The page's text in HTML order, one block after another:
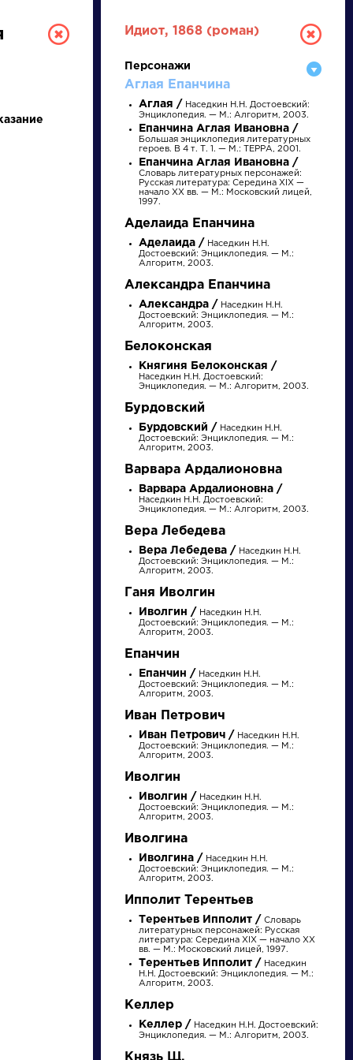
РУССКАЯ
ЛИТЕРАТУРА
ДЛЯ ПРЕЗЕНТАЦИЙ,
УРОКОВ И ЕГЭ
Д Е Ж З И К
писатели
произведения
персонажи
словарь
Найти
Произведения
На птичку
Державин Гаврила
Романович »
Гусар
Пушкин Александр
Сергеевич »
Идиот, 1868 (роман)
Персонажи
Аглая Епанчина
Аглая / Наседкин Н.Н. Достоевский:
Энциклопедия. — М.: Алгоритм, 2003.
Епанчина Аглая Ивановна /
Большая энциклопедия литературных
героев. В 4 т. Т. 1. — М.: ТЕРРА, 2001.
Епанчина Аглая Ивановна /
Словарь литературных персонажей:
Русская литература: Середина XIX —
начало XX вв. — М.: Московский лицей,
1997.
Аделаида Епанчина
Аделаида / Наседкин Н.Н.
Достоевский: Энциклопедия. — М.:
Алгоритм, 2003.
Александра Епанчина
Александра / Наседкин Н.Н.
Достоевский: Энциклопедия. — М.:
Алгоритм, 2003.
Белоконская
Княгиня Белоконская /
Наседкин Н.Н. Достоевский:
Энциклопедия. — М.: Алгоритм, 2003.
Бурдовский
Бурдовский / Наседкин Н.Н.
Достоевский: Энциклопедия. — М.:
Алгоритм, 2003.
Варвара Ардалионовна
Варвара Ардалионовна /
Наседкин Н.Н. Достоевский:
Энциклопедия. — М.: Алгоритм, 2003.
Вера Лебедева
Вера Лебедева / Наседкин Н.Н.
Достоевский: Энциклопедия. — М.:
Алгоритм, 2003.
Ганя Иволгин
Иволгин / Наседкин Н.Н.
Достоевский: Энциклопедия. — М.:
Алгоритм, 2003.
Епанчин
Епанчин / Наседкин Н.Н.
Достоевский: Энциклопедия. — М.:
Алгоритм, 2003.
Иван Петрович
Иван Петрович / Наседкин Н.Н.
Достоевский: Энциклопедия. — М.:
Алгоритм, 2003.
Иволгин
Иволгин / Наседкин Н.Н.
Достоевский: Энциклопедия. — М.:
Алгоритм, 2003.
Иволгина
Иволгина / Наседкин Н.Н.
Достоевский: Энциклопедия. — М.:
Алгоритм, 2003.
Ипполит Терентьев
Терентьев Ипполит / Словарь
литературных персонажей: Русская
литература: Середина XIX — начало XX
вв. — М.: Московский лицей, 1997.
Терентьев Ипполит / Наседкин
Н.Н. Достоевский: Энциклопедия. — М.:
Алгоритм, 2003.
Келлер
Келлер / Наседкин Н.Н. Достоевский:
Энциклопедия. — М.: Алгоритм, 2003.
Князь Щ.